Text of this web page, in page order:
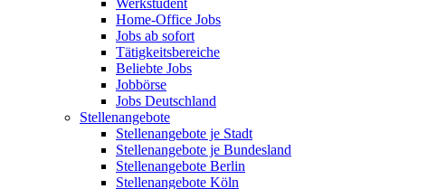
Werkstudent
Home-Office Jobs
Jobs ab sofort
Tätigkeitsbereiche
Beliebte Jobs
Jobbörse
Jobs Deutschland
Stellenangebote
Stellenangebote je Stadt
Stellenangebote je Bundesland
Stellenangebote Berlin
Stellenangebote Köln